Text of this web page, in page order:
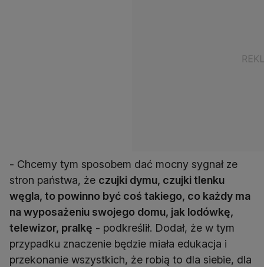
- Chcemy tym sposobem dać mocny sygnał ze
stron państwa, że czujki dymu, czujki tlenku
węgla, to powinno być coś takiego, co każdy ma
na wyposażeniu swojego domu, jak lodówkę,
telewizor, pralkę - podkreślił. Dodał, że w tym
przypadku znaczenie będzie miała edukacja i
przekonanie wszystkich, że robią to dla siebie, dla